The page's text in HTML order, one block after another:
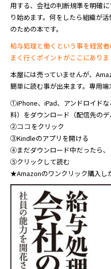
用する、会社の判断規準を明確
り始めます。何をしたら組織が活
のための本です。
給与処理と働くという事を経営
まく行くポイントがここにあり
本屋には売っていませんが、
簡単に読む事が出来ます。専用端
①iPhone、iPad、アンドロイド
料）をダウンロード（配信先のデ
②ココをクリック
③Kindleのアプリを開ける
④まだダウンロード中だったら、
⑤クリックして読む
★Amazonのワンクリック購入し